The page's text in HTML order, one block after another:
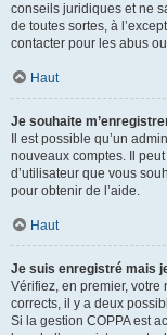
conseils juridiques et ne
de toutes sortes, à
contacter pour les abus
Haut
Je souhaite
Il est possible qu’un
nouveaux comptes. Il
d’utilisateur que vous
pour obtenir de l’aide.
Haut
Je suis enregistré mais
Vérifiez, en premier, votre
corrects, il y a deux
Si la gestion COPPA est